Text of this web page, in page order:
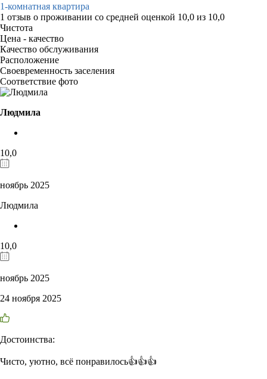
1-комнатная квартира
1 отзыв о проживании со средней оценкой 10,0 из 10,0
Чистота
Цена - качество
Качество обслуживания
Расположение
Своевременность заселения
Соответствие фото
Людмила
10,0
ноябрь 2025
Людмила
10,0
ноябрь 2025
24 ноября 2025
Достоинства:
Чисто, уютно, всё понравилось👍👍👍